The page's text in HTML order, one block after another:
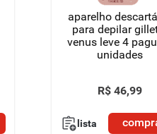
aparelho
para depilar
venus leve 4
unidades
R$ 46,99
lista